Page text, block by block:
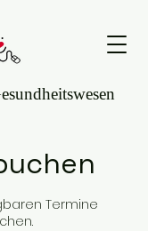
Termine